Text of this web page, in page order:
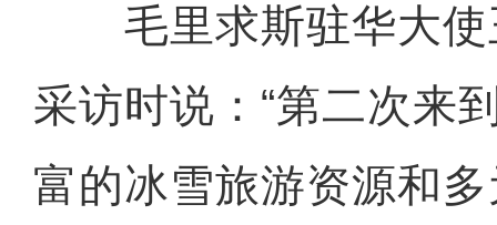
毛里求斯驻华大使
采访时说：“第二次来
富的冰雪旅游资源和